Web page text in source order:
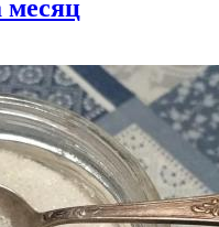
месяц